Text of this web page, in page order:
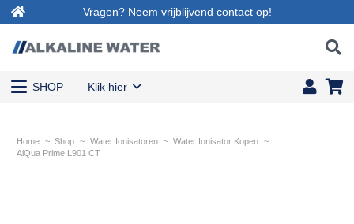
Vragen? Neem vrijblijvend contact op!
SHOP Klik hier
Home ~ Shop ~ Water Ionisatoren ~ Water Ionisator Kopen ~
AlQua Prime L901 CT